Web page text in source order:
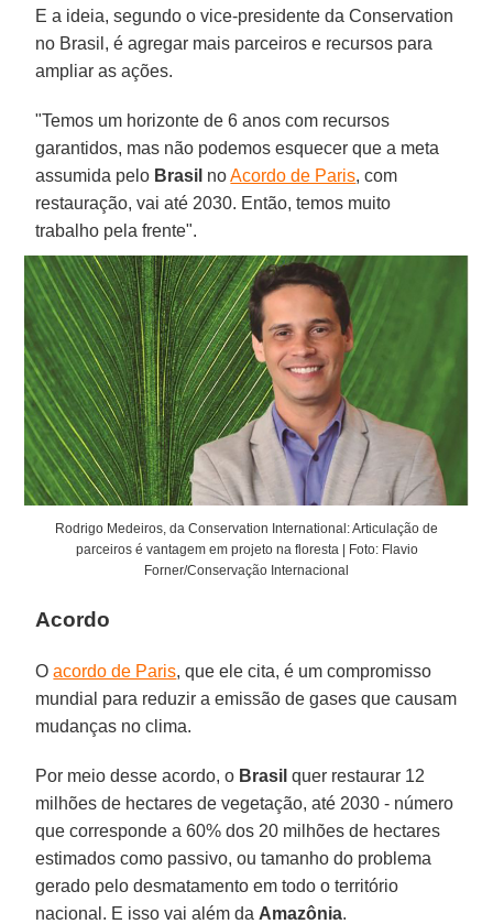
E a ideia, segundo o vice-presidente da Conservation
no Brasil, é agregar mais parceiros e recursos para
ampliar as ações.
"Temos um horizonte de 6 anos com recursos
garantidos, mas não podemos esquecer que a meta
assumida pelo Brasil noAcordo de Paris, com
restauração, vai até 2030. Então, temos muito
trabalho pela frente".
Rodrigo Medeiros, da Conservation International: Articulação de
parceiros é vantagem em projeto na floresta | Foto: Flavio
Forner/Conservação Internacional
Acordo
Oacordo de Paris, que ele cita, é um compromisso
mundial para reduzir a emissão de gases que causam
mudanças no clima.
Por meio desse acordo, o Brasil quer restaurar 12
milhões de hectares de vegetação, até 2030 - número
que corresponde a 60% dos 20 milhões de hectares
estimados como passivo, ou tamanho do problema
gerado pelo desmatamento em todo o território
nacional. E isso vai além da Amazônia.